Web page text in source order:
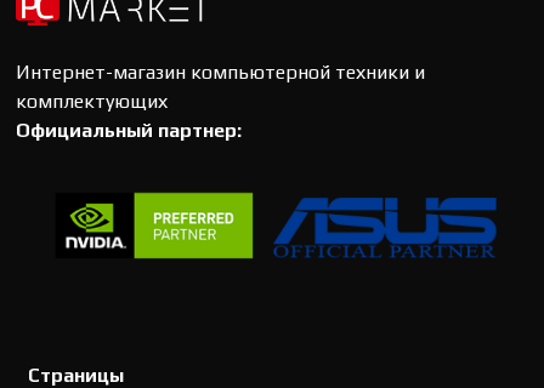
Интернет-магазин компьютерной техники и
комплектующих
Официальный партнер:
Страницы